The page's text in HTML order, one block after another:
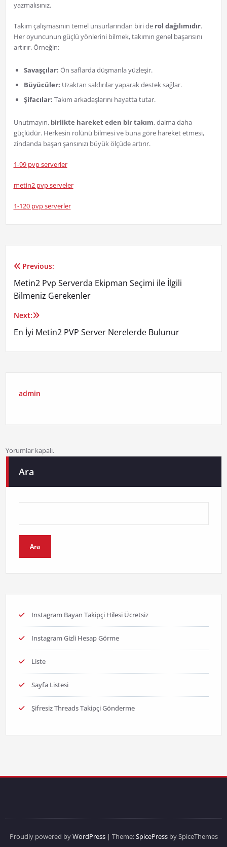
yazmalısınız.
Takım çalışmasının temel unsurlarından biri de rol dağılımıdır.
Her oyuncunun güçlü yönlerini bilmek, takımın genel başarısını
artırır. Örneğin:
Savaşçılar: Ön saflarda düşmanla yüzleşir.
Büyücüler: Uzaktan saldırılar yaparak destek sağlar.
Şifacılar: Takım arkadaşlarını hayatta tutar.
Unutmayın, birlikte hareket eden bir takım, daima daha
güçlüdür. Herkesin rolünü bilmesi ve buna göre hareket etmesi,
zindanda başarı şansınızı büyük ölçüde artırır.
1-99 pvp serverler
metin2 pvp serveler
1-120 pvp serverler
Yazı
gezinmesi
Previous:
Metin2 Pvp Serverda Ekipman Seçimi ile İlgili
Bilmeniz Gerekenler
Next:
En İyi Metin2 PVP Server Nerelerde Bulunur
admin
Yorumlar kapalı.
Ara
Ara
Instagram Bayan Takipçi Hilesi Ücretsiz
Instagram Gizli Hesap Görme
Liste
Sayfa Listesi
Şifresiz Threads Takipçi Gönderme
Proudly powered byWordPress| Theme:SpicePressby SpiceThemes